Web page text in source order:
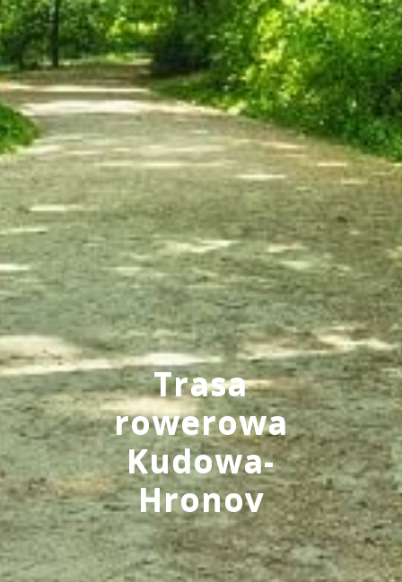
Trasa
rowerowa
Kudowa-
Hronov